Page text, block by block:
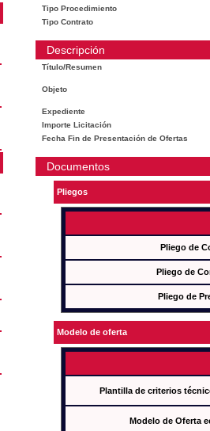
Tipo Procedimiento
Tipo Contrato
Descripción
Título/Resumen
Objeto
Expediente
Importe Licitación
Fecha Fin de Presentación de Ofertas
Documentos
Pliegos
Pliego de
Pliego de
Pliego de
Modelo de oferta
Plantilla de criterios
Modelo de Oferta